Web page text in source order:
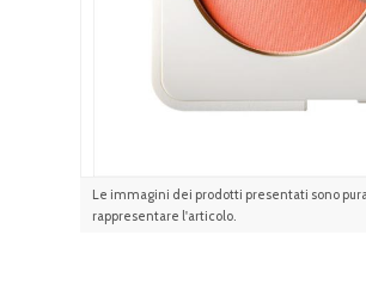
Le immagini dei prodotti presentati sono
rappresentare l'articolo.